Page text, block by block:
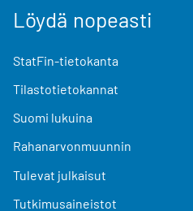
Löydä nopeasti
StatFin-tietokanta
Tilastotietokannat
Suomi lukuina
Rahanarvonmuunnin
Tulevat julkaisut
Tutkimusaineistot